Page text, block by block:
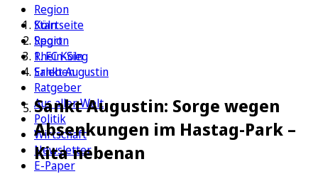
Region
Köln
Sport
1. FC Köln
Erleben
Ratgeber
Aus aller Welt
Politik
Wirtschaft
Newsletter
E-Paper
Startseite
Region
Rhein-Sieg
Sankt Augustin
Sankt Augustin: Sorge wegen
Absenkungen im Hastag-Park –
Kita nebenan